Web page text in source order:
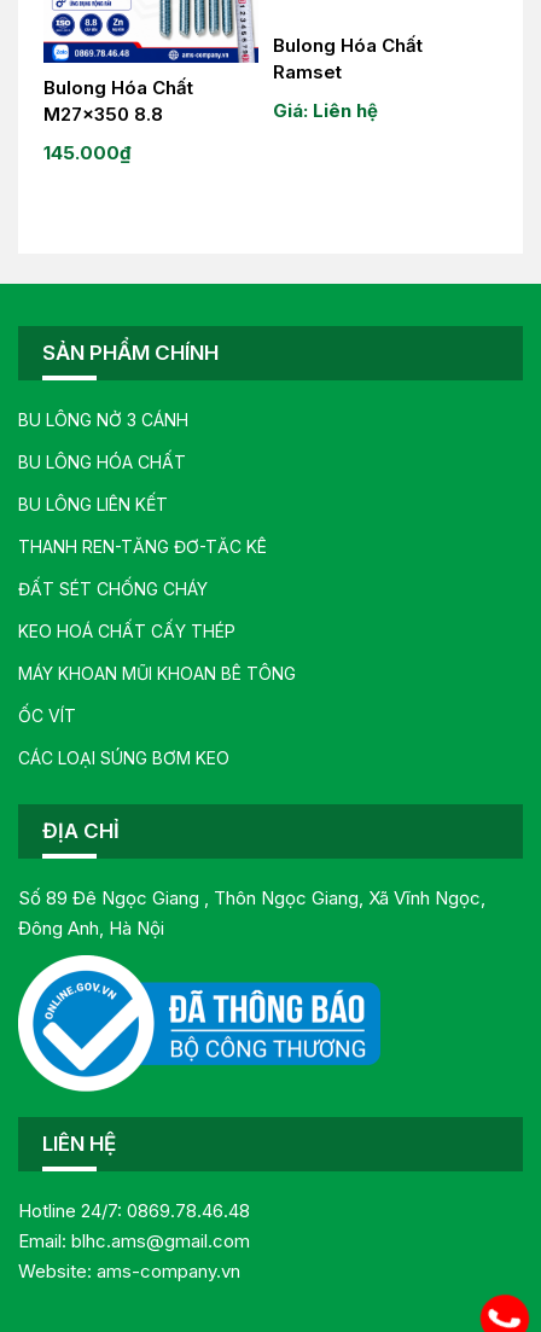
Bulong Hóa Chất
M27x350 8.8
145.000₫
Bulong Hóa Chất
Ramset
Giá: Liên hệ
SẢN PHẨM CHÍNH
BU LÔNG NỞ 3 CÁNH
BU LÔNG HÓA CHẤT
BU LÔNG LIÊN KẾT
THANH REN-TĂNG ĐƠ-TĂC KÊ
ĐẤT SÉT CHỐNG CHÁY
KEO HOÁ CHẤT CẤY THÉP
MÁY KHOAN MŨI KHOAN BÊ TÔNG
ỐC VÍT
CÁC LOẠI SÚNG BƠM KEO
ĐỊA CHỈ
Số 89 Đê Ngọc Giang , Thôn Ngọc Giang, Xã Vĩnh Ngọc,
Đông Anh, Hà Nội
LIÊN HỆ
Hotline 24/7: 0869.78.46.48
Email: blhc.ams@gmail.com
Website: ams-company.vn